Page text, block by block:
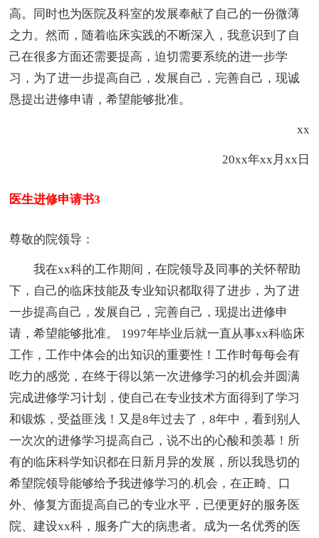
高。同时也为医院及科室的发展奉献了自己的一份微薄
之力。然而，随着临床实践的不断深入，我意识到了自
己在很多方面还需要提高，迫切需要系统的进一步学
习，为了进一步提高自己，发展自己，完善自己，现诚
恳提出进修申请，希望能够批准。
xx
20xx年xx月xx日
医生进修申请书3
尊敬的院领导：
我在xx科的工作期间，在院领导及同事的关怀帮助
下，自己的临床技能及专业知识都取得了进步，为了进
一步提高自己，发展自己，完善自己，现提出进修申
请，希望能够批准。 1997年毕业后就一直从事xx科临床
工作，工作中体会的出知识的重要性！工作时每每会有
吃力的感觉，在终于得以第一次进修学习的机会并圆满
完成进修学习计划，使自己在专业技术方面得到了学习
和锻炼，受益匪浅！又是8年过去了，8年中，看到别人
一次次的进修学习提高自己，说不出的心酸和羡慕！所
有的临床科学知识都在日新月异的发展，所以我恳切的
希望院领导能够给予我进修学习的.机会，在正畸、口
外、修复方面提高自己的专业水平，已便更好的服务医
院、建设xx科，服务广大的病患者。成为一名优秀的医